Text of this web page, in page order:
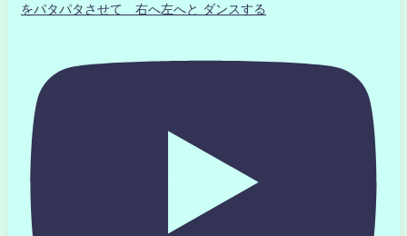
をパタパタさせて 右へ左へと ダンスする